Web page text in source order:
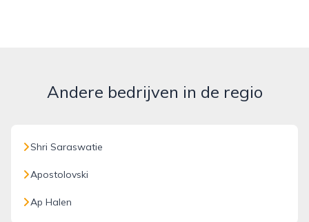
Andere bedrijven in de regio
Shri Saraswatie
Apostolovski
Ap Halen